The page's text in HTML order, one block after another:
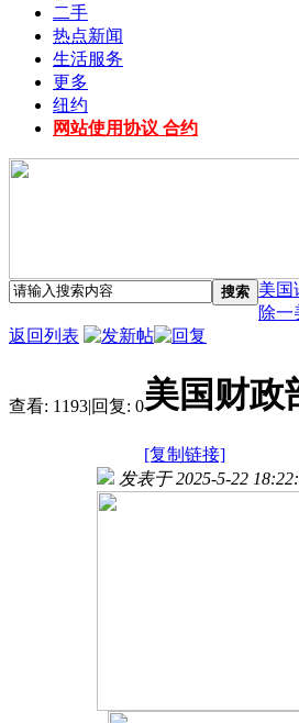
二手
热点新闻
生活服务
更多
纽约
网站使用协议 合约
搜索 美国
除一
返回列表
查看: 1193|回复: 0美国财政
[复制链接]
发表于 2025-5-22